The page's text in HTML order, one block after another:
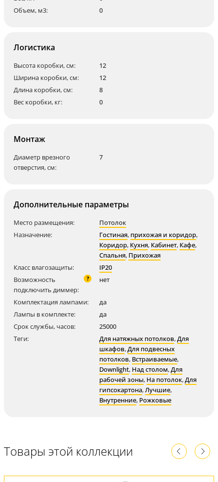
Объем, м3:
0
Логистика
Высота коробки, см:
12
Ширина коробки, см:
12
Длина коробки, см:
8
Вес коробки, кг:
0
Монтаж
Диаметр врезного
отверстия, см:
7
Дополнительные параметры
Место размещения:
Потолок
Назначение:
Гостиная, прихожая и коридор,
Коридор, Кухня, Кабинет, Кафе,
Спальня, Прихожая
Класс влагозащиты:
IP20
Возможность
подключить диммер:
? нет
Комплектация лампами:
да
Лампы в комплекте:
да
Срок службы, часов:
25000
Теги:
Для натяжных потолков,Для
шкафов,Для подвесных
потолков, Встраиваемые,
Downlight, Над столом,Для
рабочей зоны, На потолок,Для
гипсокартона,Лучшие,
Внутренние, Рожковые
Товары этой коллекции